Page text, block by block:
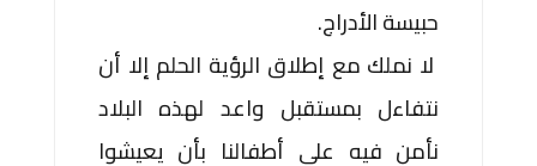
حبيسة الأدراج.
لا نملك مع إطلاق الرؤية الحلم إلا أن
نتفاءل بمستقبل واعد لهذه البلاد
نأمن فيه على أطفالنا بأن يعيشوا